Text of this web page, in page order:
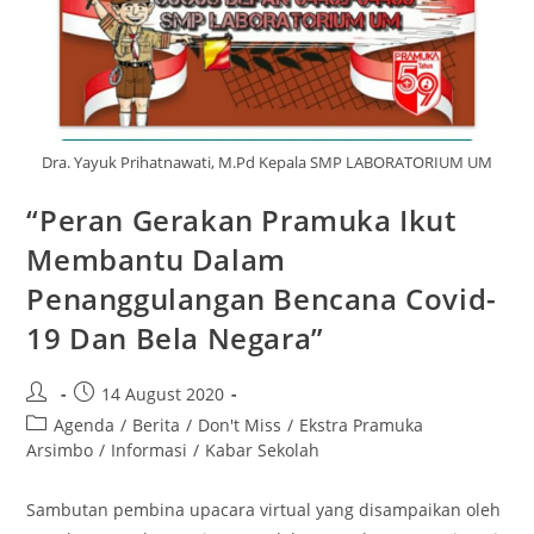
Dra. Yayuk Prihatnawati, M.Pd Kepala SMP LABORATORIUM UM
“Peran Gerakan Pramuka Ikut
Membantu Dalam
Penanggulangan Bencana Covid-
19 Dan Bela Negara”
14 August 2020
Agenda / Berita / Don't Miss / Ekstra Pramuka
Arsimbo / Informasi / Kabar Sekolah
Sambutan pembina upacara virtual yang disampaikan oleh